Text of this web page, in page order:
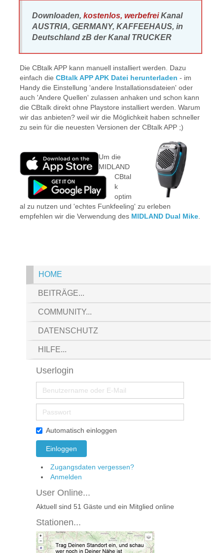
Downloaden, kostenlos, werbefreiKanal
AUSTRIA, GERMANY, KAFFEEHAUS, in
Deutschland zB der Kanal TRUCKER
Die CBtalk APP kann manuell installiert werden. Dazu
einfach die CBtalk APP APK Datei herunterladen - im
Handy die Einstellung 'andere Installationsdateien' oder
auch 'Andere Quellen' zulassen anhaken und schon kann
die CBtalk direkt ohne Playstore installiert werden. Warum
wir das anbieten? weil wir die Möglichkeit haben schneller
zu sein für die neuesten Versionen der CBtalk APP ;)
Um die
MIDLAND
CBtal
k
optim
al zu nutzen und 'echtes Funkfeeling' zu erleben
empfehlen wir die Verwendung des MIDLAND Dual Mike.
HOME
BEITRÄGE...
COMMUNITY...
DATENSCHUTZ
HILFE...
Userlogin
Automatisch einloggen
Einloggen
Zugangsdaten vergessen?
Anmelden
User Online...
Aktuell sind 51 Gäste und ein Mitglied online
Stationen...